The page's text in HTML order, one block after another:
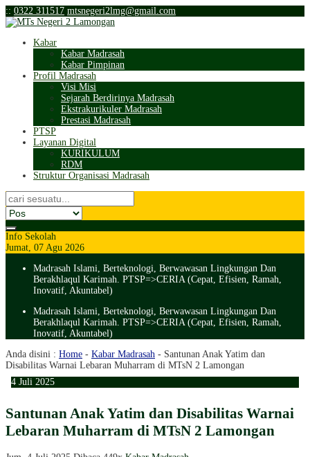
:: 0322 311517 mtsnegeri2lmg@gmail.com
Kabar
Kabar Madrasah
Kabar Pimpinan
Profil Madrasah
Visi Misi
Sejarah Berdirinya Madrasah
Ekstrakurikuler Madrasah
Prestasi Madrasah
PTSP
Layanan Digital
KURIKULUM
RDM
Struktur Organisasi Madrasah
Info Sekolah
Jumat, 07 Agu 2026
Madrasah Islami, Berteknologi, Berwawasan Lingkungan Dan
Berakhlaqul Karimah. PTSP=>CERIA (Cepat, Efisien, Ramah,
Inovatif, Akuntabel)
Madrasah Islami, Berteknologi, Berwawasan Lingkungan Dan
Berakhlaqul Karimah. PTSP=>CERIA (Cepat, Efisien, Ramah,
Inovatif, Akuntabel)
Anda disini : Home - Kabar Madrasah - Santunan Anak Yatim dan
Disabilitas Warnai Lebaran Muharram di MTsN 2 Lamongan
4 Juli 2025
Santunan Anak Yatim dan Disabilitas Warnai
Lebaran Muharram di MTsN 2 Lamongan